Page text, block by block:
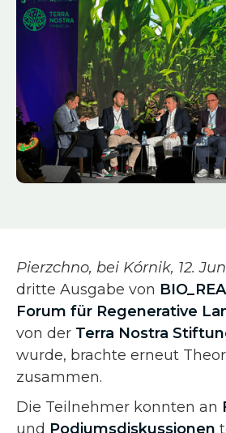
Pierzchno, bei Kórnik, 12.
dritte Ausgabe von
Forum für Regenerative
von der Terra Nostra
wurde, brachte erneut
zusammen.
Die Teilnehmer konnten an
und Podiumsdiskussionen